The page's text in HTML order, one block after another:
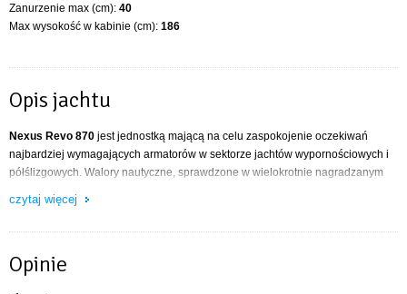
Zanurzenie max (cm): 40
Max wysokość w kabinie (cm): 186
Opis jachtu
Nexus Revo 870 jest jednostką mającą na celu zaspokojenie oczekiwań
najbardziej wymagających armatorów w sektorze jachtów wypornościowych i
półślizgowych. Walory nautyczne, sprawdzone w wielokrotnie nagradzanym
półpokłady, obszerny kokpit, łatwo dostępne platformy kąpielowe na zewnątrz
najdłuższych rejsach.
Dane techniczne
czytaj więcej
Opinie